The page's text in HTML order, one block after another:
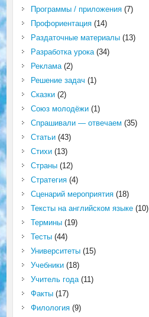
Программы / приложения(7)
Профориентация(14)
Раздаточные материалы(13)
Разработка урока(34)
Реклама(2)
Решение задач (1)
Сказки(2)
Союз молодёжи(1)
Спрашивали — отвечаем (35)
Статьи(43)
Стихи(13)
Страны(12)
Стратегия(4)
Сценарий мероприятия(18)
Тексты на английском языке(10)
Термины(19)
Тесты(44)
Университеты(15)
Учебники(18)
Учитель года(11)
Факты(17)
Филология(9)